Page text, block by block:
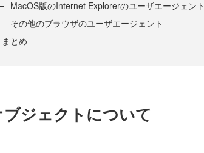
MacOS版のInternet Explorerのユーザエージェント
その他のブラウザのユーザエージェント
まとめ
ジェクトについて